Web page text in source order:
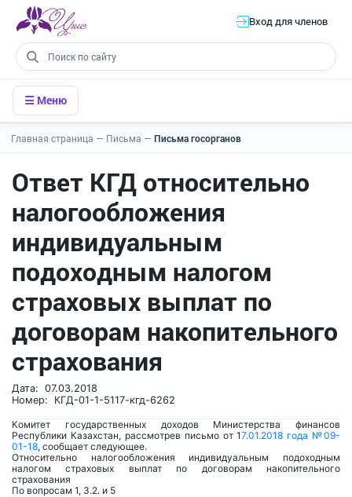
Вход для членов
☰ Меню
Главная страница — Письма — Письма госорганов
Ответ КГД относительно
налогообложения
индивидуальным
подоходным налогом
страховых выплат по
договорам накопительного
страхования
Дата: 07.03.2018
Номер: КГД-01-1-5117-кгд-6262
Комитет государственных доходов Министерства финансов
Республики Казахстан, рассмотрев письмо от 17.01.2018 года №09-
01-18, сообщает следующее.
Относительно налогообложения индивидуальным подоходным
налогом страховых выплат по договорам накопительного
страхования
По вопросам 1, 3.2. и 5